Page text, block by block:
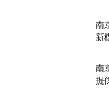
南
新
南
提